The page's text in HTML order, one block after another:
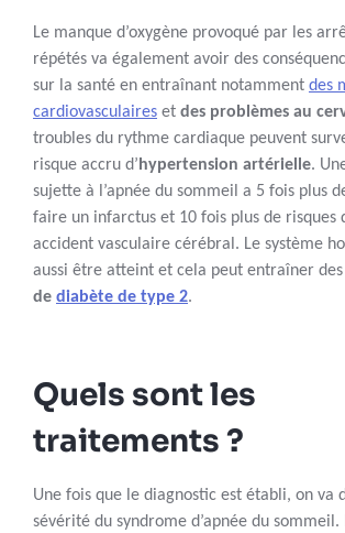
Le manque d’oxygène provoqué par les
répétés va également avoir des
sur la santé en entraînant notamment des
cardiovasculaires et des problèmes au
troubles du rythme cardiaque peuvent
risque accru d’hypertension artérielle.
sujette à l’apnée du sommeil a 5 fois plus
faire un infarctus et 10 fois plus de risques
accident vasculaire cérébral. Le système
aussi être atteint et cela peut entraîner des
de diabète de type 2.
Quels sont les
traitements ?
Une fois que le diagnostic est établi, on va
sévérité du syndrome d’apnée du sommeil.